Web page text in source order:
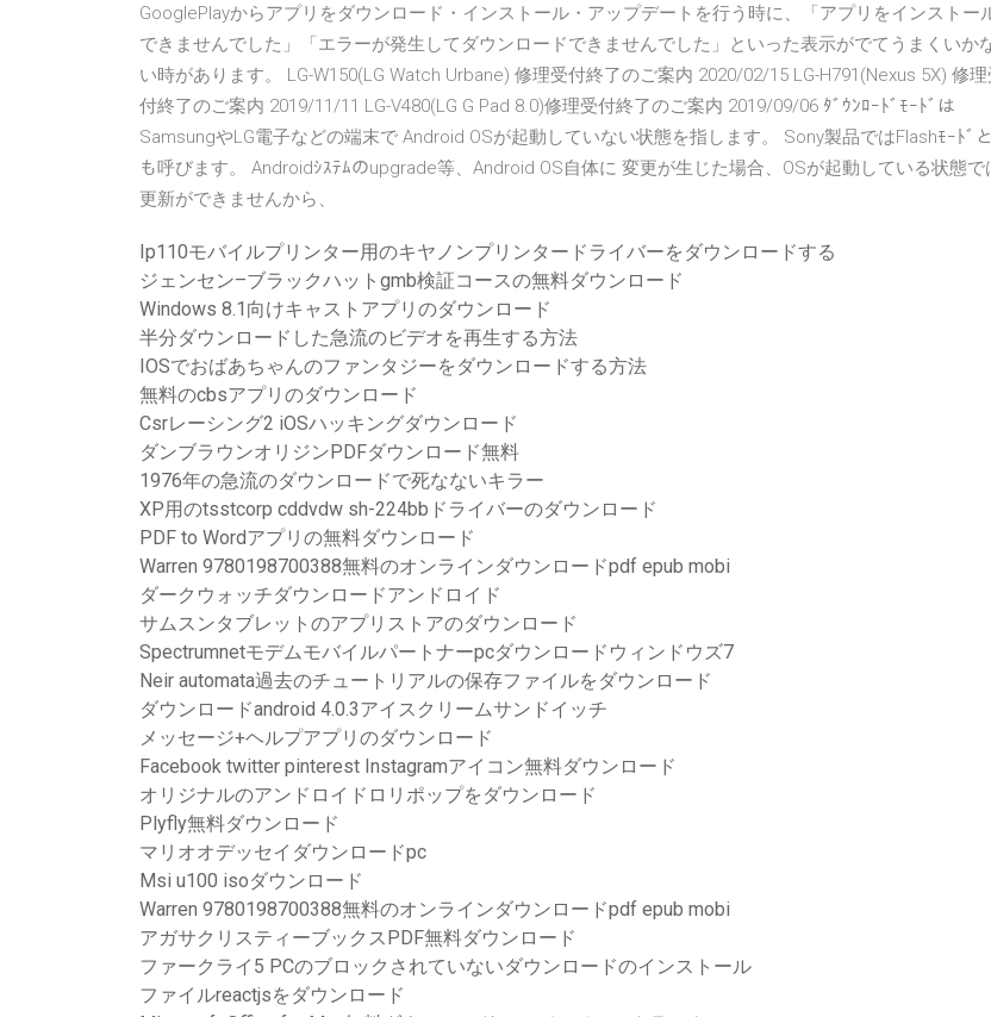
GooglePlayからアプリをダウンロード・インストール・アップデートを行う時に、「アプリをインストー
できませんでした」「エラーが発生してダウンロードできませんでした」といった表示がでてうまくいか
い時があります。 LG-W150(LG Watch Urbane) 修理受付終了のご案内 2020/02/15 LG-H791(Nexus 5X) 修理
付終了のご案内 2019/11/11 LG-V480(LG G Pad 8.0)修理受付終了のご案内 2019/09/06 ﾀﾞｳﾝﾛｰﾄﾞﾓｰﾄﾞは
SamsungやLG電子などの端末で Android OSが起動していない状態を指します。 Sony製品ではFlashﾓｰﾄﾞと
も呼びます。 Androidｼｽﾃﾑのupgrade等、Android OS自体に 変更が生じた場合、OSが起動している状態で
更新ができませんから、
Ip110モバイルプリンター用のキヤノンプリンタードライバーをダウンロードする
ジェンセン–ブラックハットgmb検証コースの無料ダウンロード
Windows 8.1向けキャストアプリのダウンロード
半分ダウンロードした急流のビデオを再生する方法
IOSでおばあちゃんのファンタジーをダウンロードする方法
無料のcbsアプリのダウンロード
Csrレーシング2 iOSハッキングダウンロード
ダンブラウンオリジンPDFダウンロード無料
1976年の急流のダウンロードで死なないキラー
XP用のtsstcorp cddvdw sh-224bbドライバーのダウンロード
PDF to Wordアプリの無料ダウンロード
Warren 9780198700388無料のオンラインダウンロードpdf epub mobi
ダークウォッチダウンロードアンドロイド
サムスンタブレットのアプリストアのダウンロード
Spectrumnetモデムモバイルパートナーpcダウンロードウィンドウズ7
Neir automata過去のチュートリアルの保存ファイルをダウンロード
ダウンロードandroid 4.0.3アイスクリームサンドイッチ
メッセージ+ヘルプアプリのダウンロード
Facebook twitter pinterest Instagramアイコン無料ダウンロード
オリジナルのアンドロイドロリポップをダウンロード
Plyfly無料ダウンロード
マリオオデッセイダウンロードpc
Msi u100 isoダウンロード
Warren 9780198700388無料のオンラインダウンロードpdf epub mobi
アガサクリスティーブックスPDF無料ダウンロード
ファークライ5 PCのブロックされていないダウンロードのインストール
ファイルreactjsをダウンロード